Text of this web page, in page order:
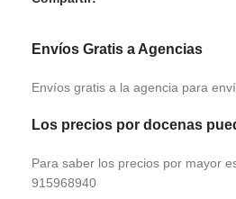
Envíos Gratis a Agencias
Envíos gratis a la agencia para
Los precios por docenas
Para saber los precios por mayor
915968940